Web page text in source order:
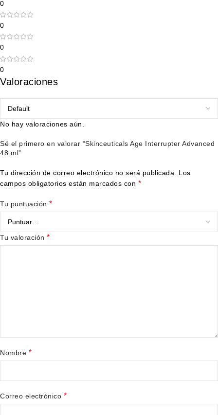
0
0
0
0
Valoraciones
No hay valoraciones aún.
Sé el primero en valorar “Skinceuticals Age Interrupter Advanced
48 ml”
Tu dirección de correo electrónico no será publicada.
Los
campos obligatorios están marcados con *
Tu puntuación *
Tu valoración *
Nombre *
Correo electrónico *